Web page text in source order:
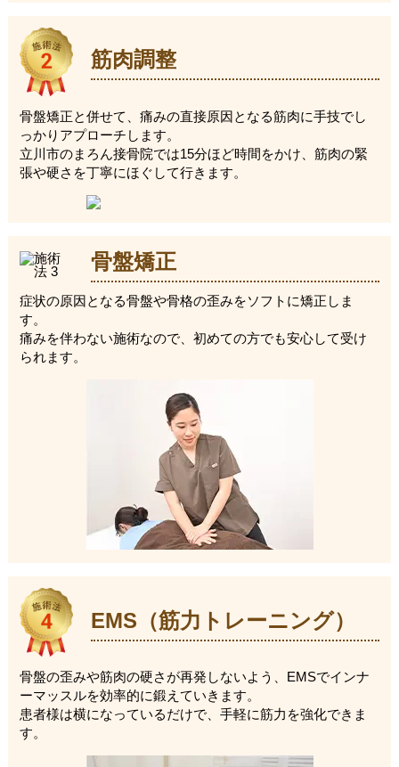
筋肉調整
骨盤矯正と併せて、痛みの直接原因となる筋肉に手技でし
っかりアプローチします。
立川市のまろん接骨院では15分ほど時間をかけ、筋肉の緊
張や硬さを丁寧にほぐして行きます。
骨盤矯正
症状の原因となる骨盤や骨格の歪みをソフトに矯正しま
す。
痛みを伴わない施術なので、初めての方でも安心して受け
られます。
EMS（筋力トレーニング）
骨盤の歪みや筋肉の硬さが再発しないよう、EMSでインナ
ーマッスルを効率的に鍛えていきます。
患者様は横になっているだけで、手軽に筋力を強化できま
す。